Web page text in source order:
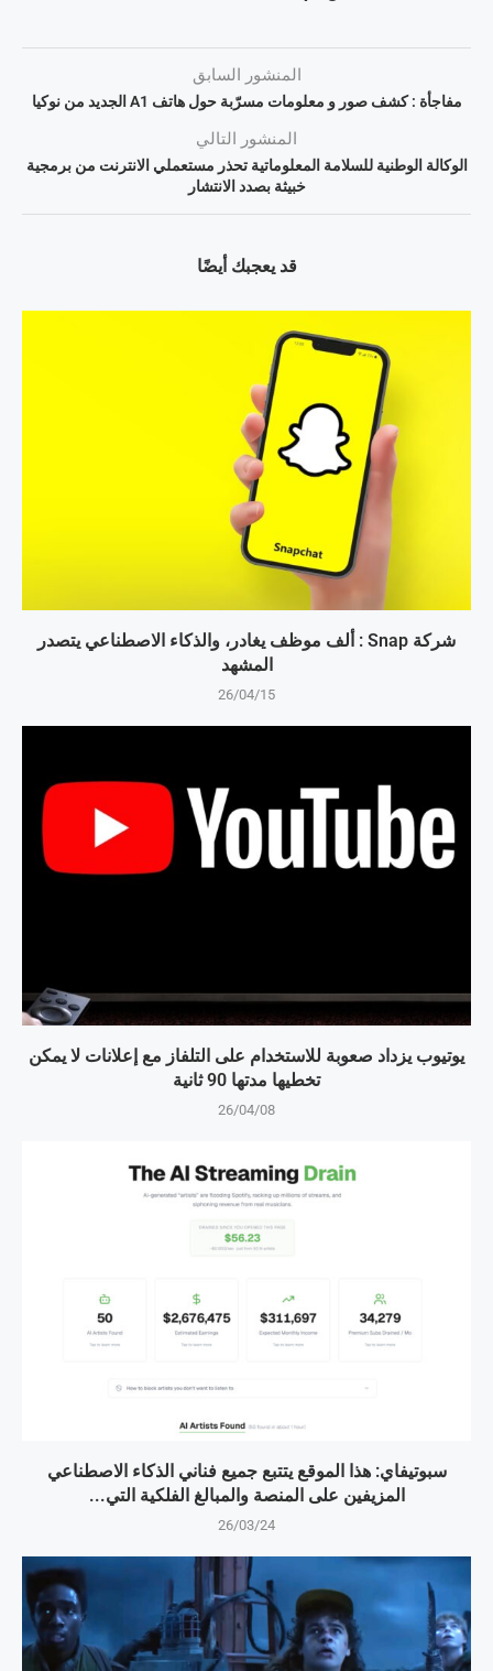
المنشور السابق
مفاجأة : كشف صور و معلومات مسرّبة حول هاتف A1 الجديد من نوكيا
المنشور التالي
الوكالة الوطنية للسلامة المعلوماتية تحذر مستعملي الانترنت من برمجية
خبيثة بصدد الانتشار
قد يعجبك أيضًا
شركة Snap : ألف موظف يغادر، والذكاء الاصطناعي يتصدر
المشهد
26/04/15
يوتيوب يزداد صعوبة للاستخدام على التلفاز مع إعلانات لا يمكن
تخطيها مدتها 90 ثانية
26/04/08
سبوتيفاي: هذا الموقع يتتبع جميع فناني الذكاء الاصطناعي
المزيفين على المنصة والمبالغ الفلكية التي...
26/03/24